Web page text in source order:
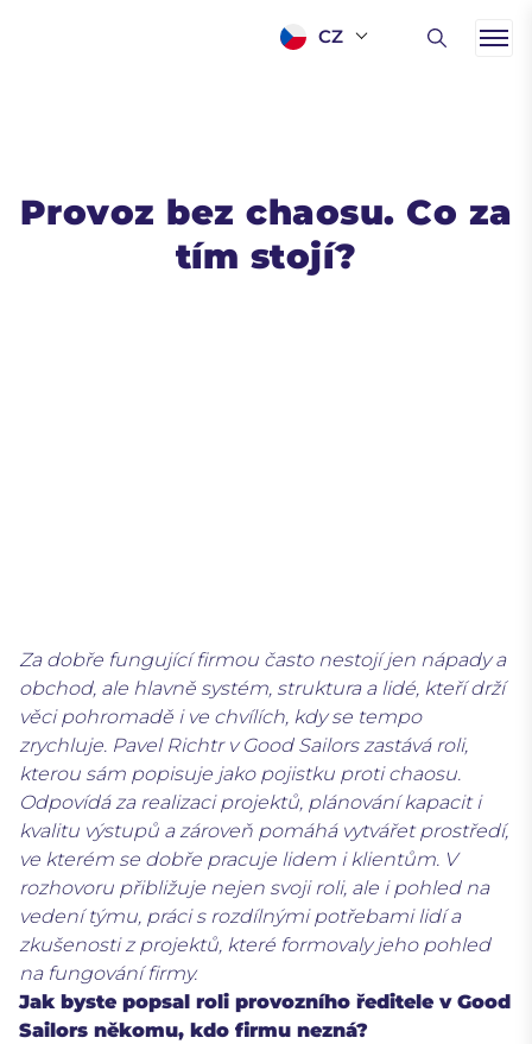
CZ
Provoz bez chaosu. Co za
tím stojí?
Za dobře fungující firmou často nestojí jen nápady a
obchod, ale hlavně systém, struktura a lidé, kteří drží
věci pohromadě i ve chvílích, kdy se tempo
zrychluje. Pavel Richtr v Good Sailors zastává roli,
kterou sám popisuje jako pojistku proti chaosu.
Odpovídá za realizaci projektů, plánování kapacit i
kvalitu výstupů a zároveň pomáhá vytvářet prostředí,
ve kterém se dobře pracuje lidem i klientům. V
rozhovoru přibližuje nejen svoji roli, ale i pohled na
vedení týmu, práci s rozdílnými potřebami lidí a
zkušenosti z projektů, které formovaly jeho pohled
na fungování firmy.
Jak byste popsal roli provozního ředitele v Good
Sailors někomu, kdo firmu nezná?